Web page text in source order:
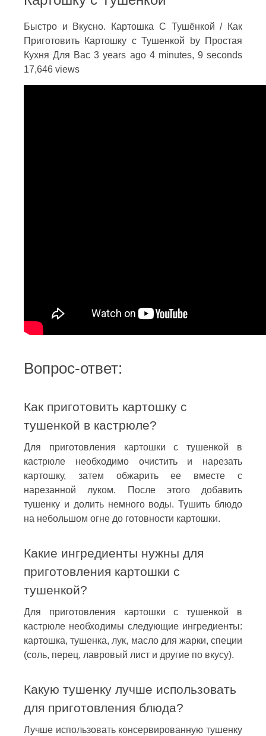
Быстро и Вкусно. Картошка С Тушёнкой / Как
Приготовить Картошку с Тушенкой by Простая
Кухня Для Вас 3 years ago 4 minutes, 9 seconds
17,646 views
Вопрос-ответ:
Как приготовить картошку с
тушенкой в кастрюле?
Для приготовления картошки с тушенкой в
кастрюле необходимо очистить и нарезать
картошку, затем обжарить ее вместе с
нарезанной луком. После этого добавить
тушенку и долить немного воды. Тушить блюдо
на небольшом огне до готовности картошки.
Какие ингредиенты нужны для
приготовления картошки с
тушенкой?
Для приготовления картошки с тушенкой в
кастрюле необходимы следующие ингредиенты:
картошка, тушенка, лук, масло для жарки, специи
(соль, перец, лавровый лист и другие по вкусу).
Какую тушенку лучше использовать
для приготовления блюда?
Лучше использовать консервированную тушенку